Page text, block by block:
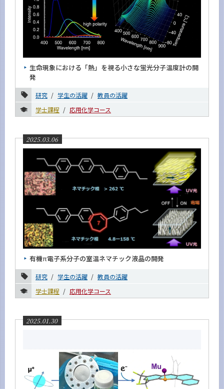
生命現象における「熱」を視る小さな蛍光分子温度計の開
発
研究 学生の活躍
教員の活躍
学士課程
応用化学コース
2025.03.06
有機π電子系分子の室温ネマチック液晶の開発
研究 学生の活躍
教員の活躍
学士課程
応用化学コース
2025.01.30